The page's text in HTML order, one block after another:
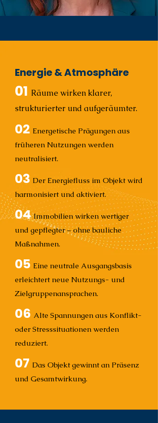
Energie & Atmosphäre
01 Räume wirken klarer,
strukturierter und aufgeräumter.
02 Energetische Prägungen aus
früheren Nutzungen werden
neutralisiert.
03 Der Energiefluss im Objekt wird
harmonisiert und aktiviert.
04Immobilien wirken wertiger
und gepflegter – ohne bauliche
Maßnahmen.
05 Eine neutrale Ausgangsbasis
erleichtert neue Nutzungs- und
Zielgruppenansprachen.
06 Alte Spannungen aus Konflikt-
oder Stresssituationen werden
reduziert.
07 Das Objekt gewinnt an Präsenz
und Gesamtwirkung.